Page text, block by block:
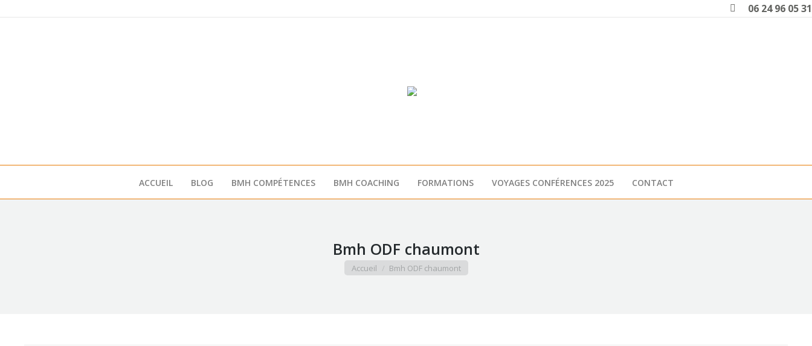
Search:06 24 96 05 31
ACCUEIL BLOG BMH COMPÉTENCES BMH COACHING FORMATIONS VOYAGES CONFÉRENCES 2025 CONTACT
Bmh ODF chaumont
Vous êtes ici :
Accueil Bmh ODF chaumont